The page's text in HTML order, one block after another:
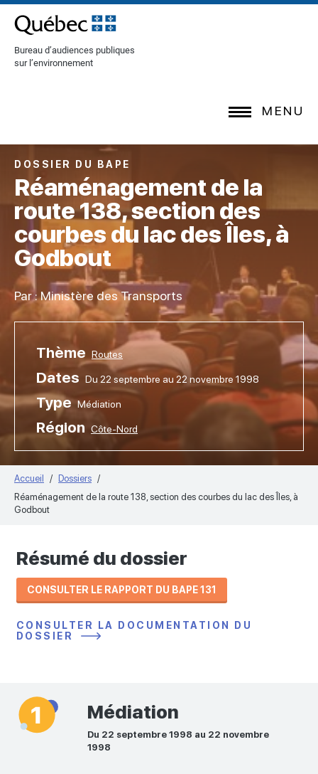
[Common.SkipToContent]
Bureau d’audiences publiques
sur l’environnement
MENU
DOSSIER DU BAPE
Réaménagement de la
route 138, section des
courbes du lac des Îles, à
Godbout
Par : Ministère des Transports
Thème Routes
Dates Du 22 septembre au 22 novembre 1998
Type Médiation
Région Côte-Nord
Accueil
Dossiers
Réaménagement de la route 138, section des courbes du lac des Îles, à
Godbout
Résumé du dossier
CONSULTER LE RAPPORT DU BAPE 131
CONSULTER LA DOCUMENTATION DU
DOSSIER
Médiation
Du 22 septembre 1998 au 22 novembre
1998